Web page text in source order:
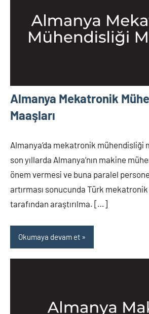
Almanya Mekatronik
Maaşları
Almanya’da mekatronik mühendisliği
son yıllarda Almanya’nın makine
önem vermesi ve buna paralel
artırması sonucunda Türk
tarafından araştırılma. […]
Okumaya devam et